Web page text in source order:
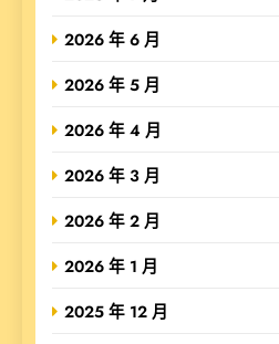
2026 年 6 月
2026 年 5 月
2026 年 4 月
2026 年 3 月
2026 年 2 月
2026 年 1 月
2025 年 12 月